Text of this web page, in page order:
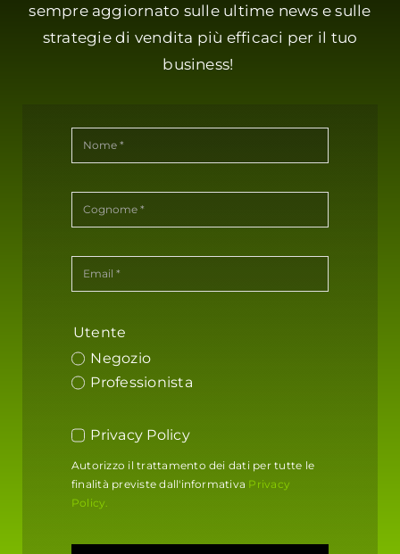
sempre aggiornato sulle ultime news e sulle
strategie di vendita più efficaci per il tuo
business!
Utente
Negozio
Professionista
Privacy Policy
Autorizzo il trattamento dei dati per tutte le
finalità previste dall'informativa Privacy
Policy.